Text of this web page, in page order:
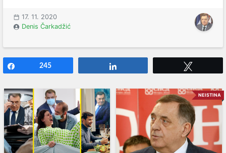
17. 11. 2020
Denis Čarkadžić
245
NEISTINA